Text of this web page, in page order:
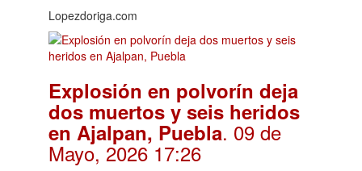
Lopezdoriga.com
Explosión en polvorín deja
dos muertos y seis heridos
en Ajalpan, Puebla. 09 de
Mayo, 2026 17:26